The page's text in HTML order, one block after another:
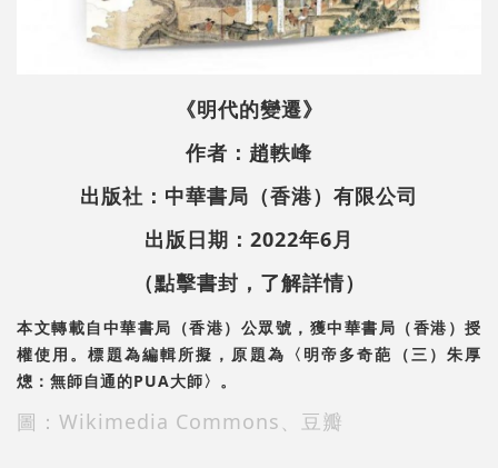
《明代的變遷》
作者：趙軼峰
出版社：中華書局（香港）有限公司
出版日期：2022年6月
（點擊書封，了解詳情）
本文轉載自中華書局（香港）公眾號，獲中華書局（香港）授
權使用。標題為編輯所擬，原題為〈明帝多奇葩（三）朱厚
熜：無師自通的PUA大師〉。
圖：Wikimedia Commons、豆瓣